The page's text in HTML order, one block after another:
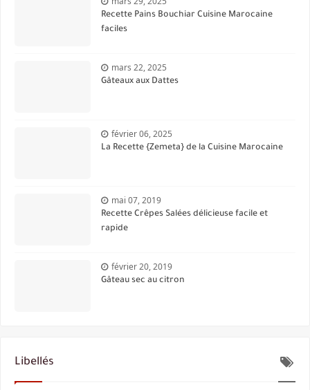
Recette Pains Bouchiar Cuisine Marocaine
faciles
mars 22, 2025
Gâteaux aux Dattes
février 06, 2025
La Recette {Zemeta} de la Cuisine Marocaine
mai 07, 2019
Recette Crêpes Salées délicieuse facile et
rapide
février 20, 2019
Gâteau sec au citron
Libellés